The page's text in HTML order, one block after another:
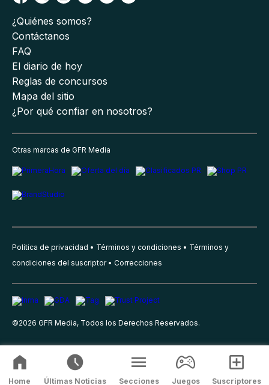
¿Quiénes somos?
Contáctanos
FAQ
El diario de hoy
Reglas de concursos
Mapa del sitio
¿Por qué confiar en nosotros?
Otras marcas de GFR Media
Política de privacidad Términos y condiciones
Términos y
condiciones del suscriptor
Correcciones
©2026 GFR Media, Todos los Derechos Reservados.
Home Últimas Noticias Secciones Juegos Suscriptores